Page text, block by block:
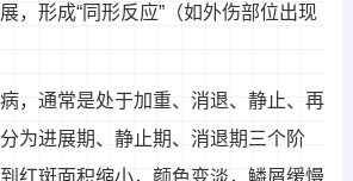
，形成“同形反应”（如外伤部位出现
，通常是处于加重、消退、静止、再
为进展期、静止期、消退期三个阶
红斑面积缩小，颜色变淡，鳞屑缓慢